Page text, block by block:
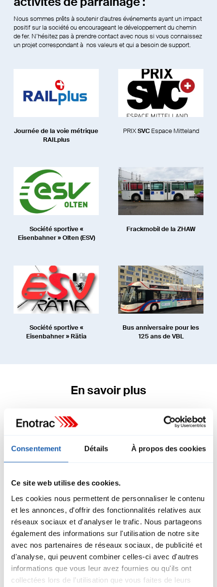
Consentement Détails À propos des cookies
Ce site web utilise des cookies.
Les cookies nous permettent de personnaliser le contenu
et les annonces, d'offrir des fonctionnalités relatives aux
réseaux sociaux et d'analyser le trafic. Nous partageons
également des informations sur l'utilisation de notre site
avec nos partenaires de réseaux sociaux, de publicité et
d'analyse, qui peuvent combiner celles-ci avec d'autres
informations que vous leur avez fournies ou qu'ils ont
collectées lors de l’utilisation que vous faites de leurs
Nous sommes prêts à soutenir d’autres événements ayant un impact
positif sur la société ou encourageant le développement du chemin
de fer. N’hésitez pas à prendre contact avec nous si vous connaissez
un projet correspondant à nos valeurs et qui a besoin de support.
Journée de la voie métrique
RAILplus
PRIXSVCEspace Mitteland
Société sportive «
Eisenbahner » Olten (ESV)
Frackmobil de la ZHAW
Société sportive «
Eisenbahner » Rätia
Bus anniversaire pour les
125 ans de VBL
En savoir plus
Postes vacants
Contribuez à façonner l'avenir du transport ferroviaire! L'équipe
Enotrac recherche en permanence des renforts compétents.